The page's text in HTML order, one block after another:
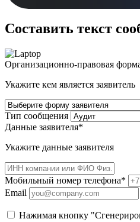
Составить текст
Организационно-правовая
Укажите кем является заявитель
Тип сообщения
Данные заявителя*
Укажите данные заявителя
Мобильный номер телефона*
Email
Нажимая кнопку